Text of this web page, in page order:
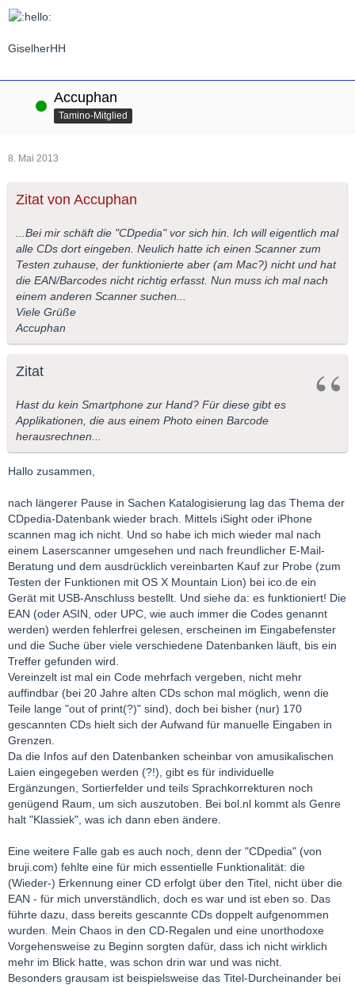
GiselherHH
Online Accuphan
Tamino-Mitglied
8. Mai 2013
Zitat von Accuphan
...Bei mir schäft die "CDpedia" vor sich hin. Ich will eigentlich mal
alle CDs dort eingeben. Neulich hatte ich einen Scanner zum
Testen zuhause, der funktionierte aber (am Mac?) nicht und hat
die EAN/Barcodes nicht richtig erfasst. Nun muss ich mal nach
einem anderen Scanner suchen...
Viele Grüße
Accuphan
Zitat
Hast du kein Smartphone zur Hand? Für diese gibt es
Applikationen, die aus einem Photo einen Barcode
herausrechnen...
Hallo zusammen,
nach längerer Pause in Sachen Katalogisierung lag das Thema der
CDpedia-Datenbank wieder brach. Mittels iSight oder iPhone
scannen mag ich nicht. Und so habe ich mich wieder mal nach
einem Laserscanner umgesehen und nach freundlicher E-Mail-
Beratung und dem ausdrücklich vereinbarten Kauf zur Probe (zum
Testen der Funktionen mit OS X Mountain Lion) bei ico.de ein
Gerät mit USB-Anschluss bestellt. Und siehe da: es funktioniert! Die
EAN (oder ASIN, oder UPC, wie auch immer die Codes genannt
werden) werden fehlerfrei gelesen, erscheinen im Eingabefenster
und die Suche über viele verschiedene Datenbanken läuft, bis ein
Treffer gefunden wird.
Vereinzelt ist mal ein Code mehrfach vergeben, nicht mehr
auffindbar (bei 20 Jahre alten CDs schon mal möglich, wenn die
Teile lange "out of print(?)" sind), doch bei bisher (nur) 170
gescannten CDs hielt sich der Aufwand für manuelle Eingaben in
Grenzen.
Da die Infos auf den Datenbanken scheinbar von amusikalischen
Laien eingegeben werden (?!), gibt es für individuelle
Ergänzungen, Sortierfelder und teils Sprachkorrekturen noch
genügend Raum, um sich auszutoben. Bei bol.nl kommt als Genre
halt "Klassiek", was ich dann eben ändere.
Eine weitere Falle gab es auch noch, denn der "CDpedia" (von
bruji.com) fehlte eine für mich essentielle Funktionalität: die
(Wieder-) Erkennung einer CD erfolgt über den Titel, nicht über die
EAN - für mich unverständlich, doch es war und ist eben so. Das
führte dazu, dass bereits gescannte CDs doppelt aufgenommen
wurden. Mein Chaos in den CD-Regalen und eine unorthodoxe
Vorgehensweise zu Beginn sorgten dafür, dass ich nicht wirklich
mehr im Blick hatte, was schon drin war und was nicht.
Besonders grausam ist beispielsweise das Titel-Durcheinander bei